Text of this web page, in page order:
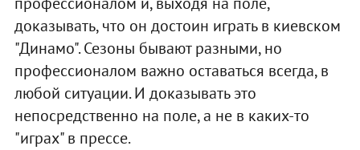
доказывать, что он достоин играть в киевском
"Динамо". Сезоны бывают разными, но
профессионалом важно оставаться всегда, в
любой ситуации. И доказывать это
непосредственно на поле, а не в каких-то
"играх" в прессе.